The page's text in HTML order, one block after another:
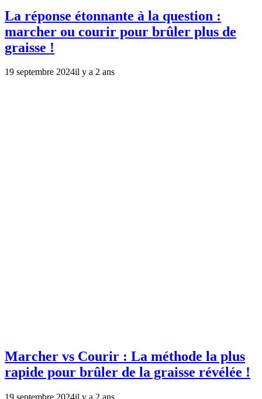
La réponse étonnante à la question :
marcher ou courir pour brûler plus de
graisse !
19 septembre 2024il y a 2 ans
Marcher vs Courir : La méthode la plus
rapide pour brûler de la graisse révélée !